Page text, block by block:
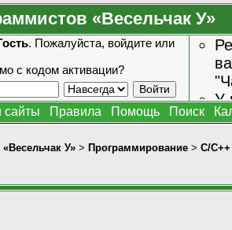
«Весельчак У»
. Пожалуйста, войдите или
с кодом активации?
У
Правила Помощь Поиск
У» > Программирование > C/C++